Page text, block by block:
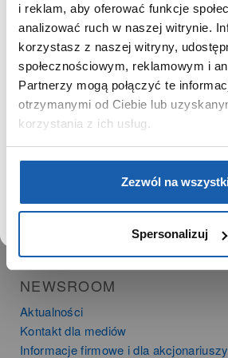
i reklam, aby oferować funkcje
analizować ruch w naszej witrynie.
korzystasz z naszej witryny,
społecznościowym, reklamowym i
Partnerzy mogą połączyć te
otrzymanymi od Ciebie lub
korzystania z ich usług.
Zezwól na
Spersonalizuj
Zgoda na ciasteczka
PRODUKTY
Zegarki
Instrumenty muzyczne
Kalkulatory
SIECI SPRZEDAŻY
Time Trend
NEWSROOM
Aktualności
Kontakt dla mediów
Informacje firmowe i dla
SZANOWNY
SZANOWNA
Używamy plików cookie w
statystycznych i marketingowych, w
ruch w tej witrynie, optymalizować
zapamiętywać Twoje